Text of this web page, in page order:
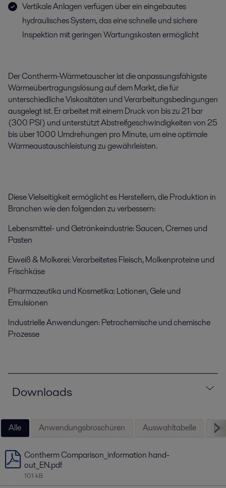
Vertikale Anlagen verfügen über ein eingebautes
hydraulisches System, das eine schnelle und sichere
Inspektion mit geringen Wartungskosten ermöglicht
Der Contherm-Wärmetauscher ist die anpassungsfähigste
Wärmeübertragungslösung auf dem Markt, die für
unterschiedliche Viskositäten und Verarbeitungsbedingungen
ausgelegt ist. Er arbeitet mit einem Druck von bis zu 21 bar
(300 PSI) und unterstützt Abstreifgeschwindigkeiten von 25
bis über 1000 Umdrehungen pro Minute, um eine optimale
Wärmeaustauschleistung zu gewährleisten.
Diese Vielseitigkeit ermöglicht es Herstellern, die Produktion in
Branchen wie den folgenden zu verbessern:
Lebensmittel- und Getränkeindustrie: Saucen, Cremes und
Pasten
Eiweiß & Molkerei: Verarbeitetes Fleisch, Molkenproteine und
Frischkäse
Pharmazeutika und Kosmetika: Lotionen, Gele und
Emulsionen
Industrielle Anwendungen: Petrochemische und chemische
Prozesse
Downloads
Alle Anwendungsbroschüren Auswahltabelle
Contherm Comparison_information hand-
out_EN.pdf
101 kB